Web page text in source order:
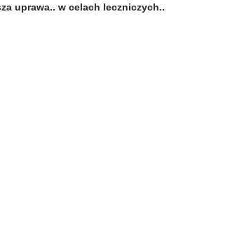
uprawa.. w celach leczniczych..